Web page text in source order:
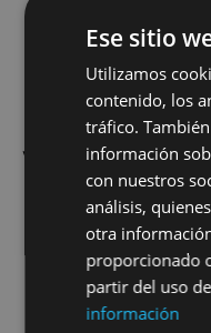
volver a la colección
Ese sitio
Utilizamos
contenido, los
tráfico.
información
con nuestros
análisis,
otra
proporcionado
partir del uso
información